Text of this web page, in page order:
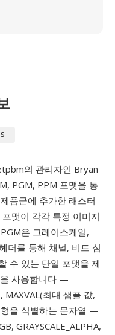
의 관리자인 Bryan
PGM, PPM 포맷을 통
제품군에 추가한 래스터
맷이 각각 특정 이미지
은 그레이스케일,
더를 통해 채널, 비트 심
수 있는 단일 포맷을 제
사용합니다 —
최대 샘플 값,
을 식별하는 문자열 —
GRAYSCALE_ALPHA,